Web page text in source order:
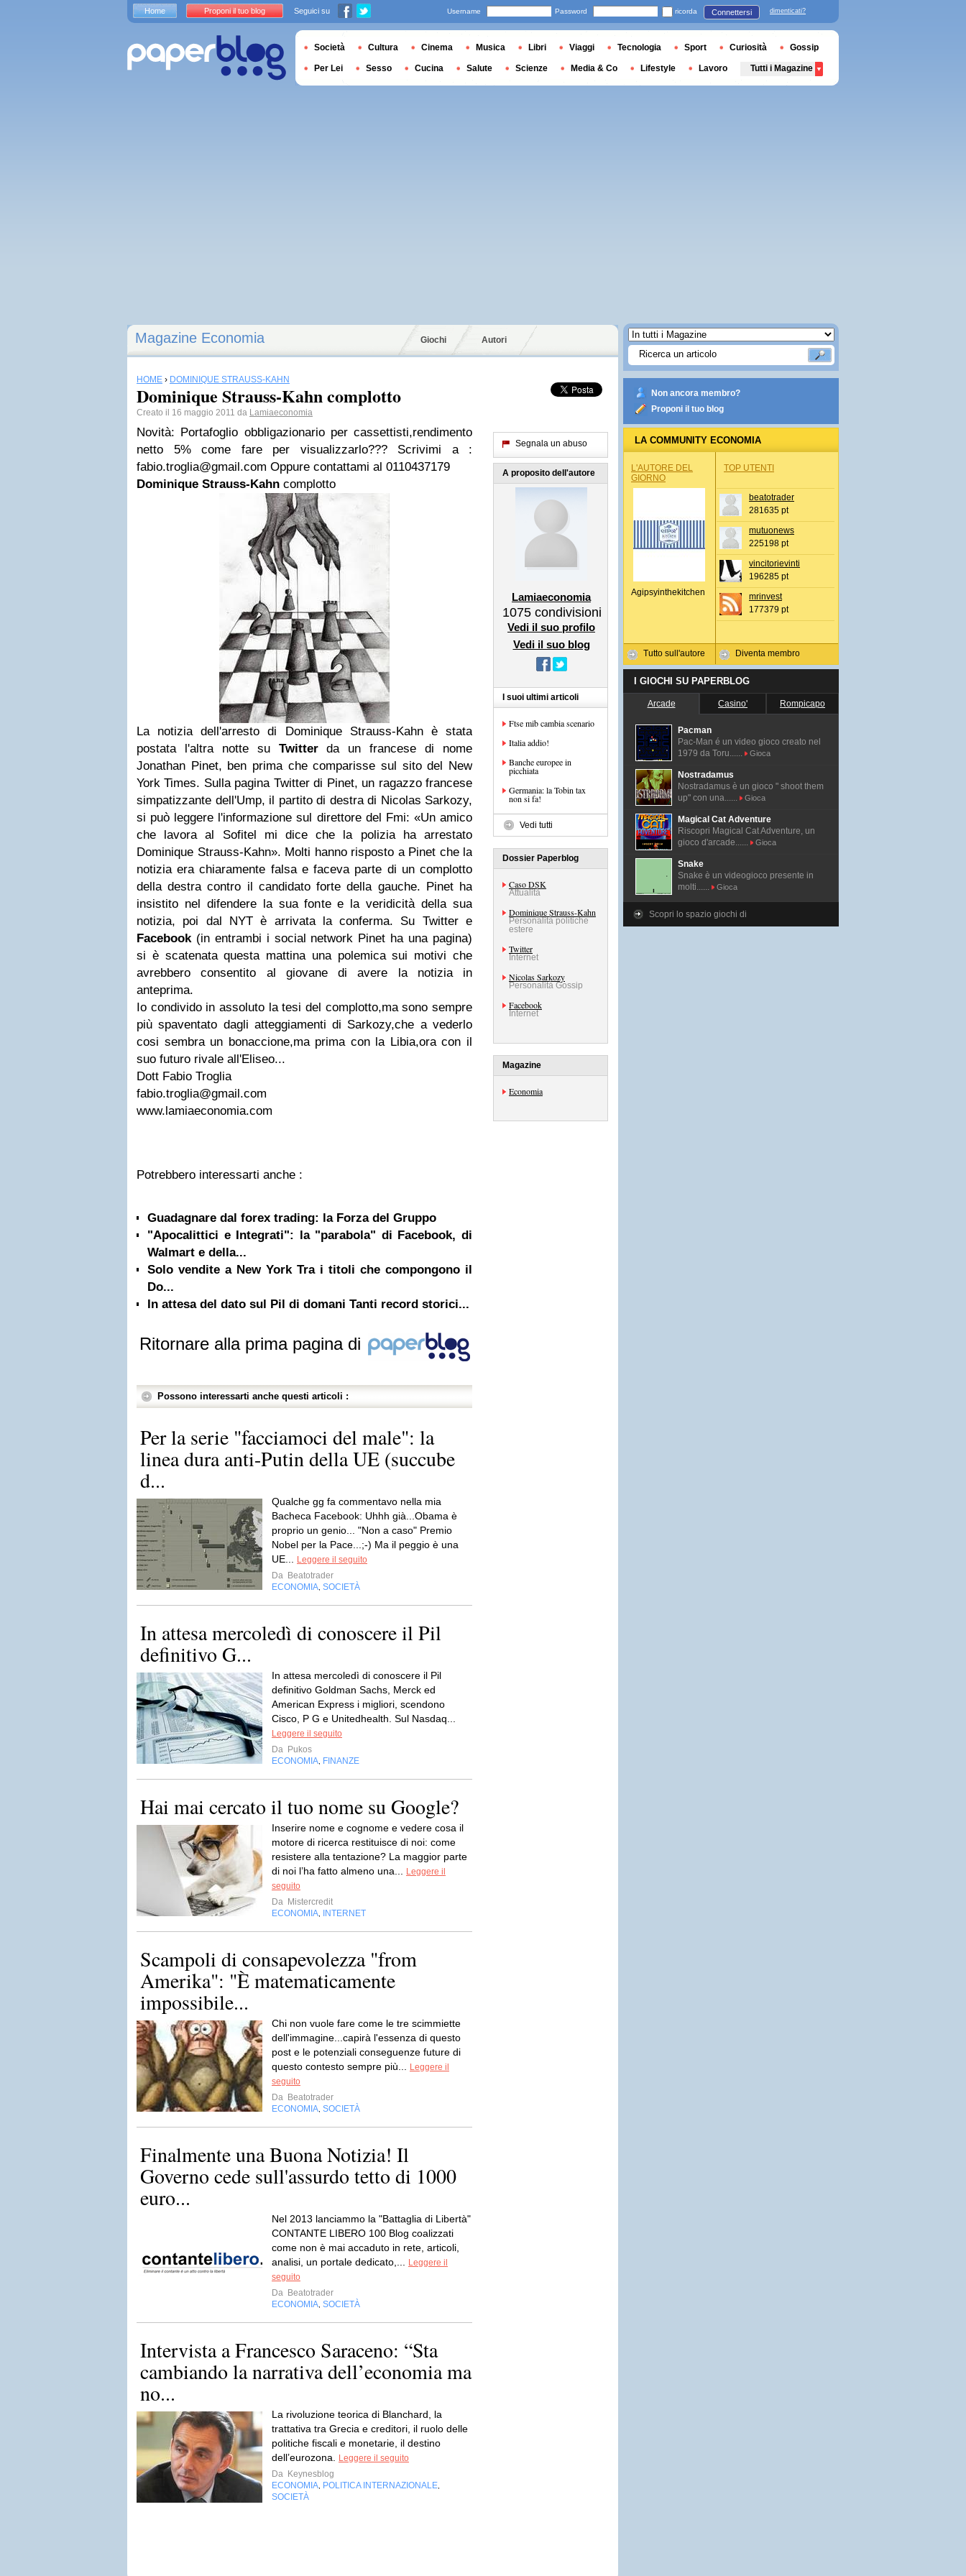
Magazine Economia Giochi Autori
HOME › DOMINIQUE STRAUSS-KAHN
Dominique Strauss-Kahn complotto
Creato il 16 maggio 2011 da Lamiaeconomia
Novità: Portafoglio obbligazionario per cassettisti,rendimento
netto 5% come fare per visualizzarlo??? Scrivimi a :
fabio.troglia@gmail.com Oppure contattami al 0110437179
Dominique Strauss-Kahn complotto
La notizia dell'arresto di Dominique Strauss-Kahn è stata
postata l'altra notte su Twitterda un francese di nome
Jonathan Pinet, ben prima che comparisse sul sito del New
York Times. Sulla pagina Twitter di Pinet, un ragazzo francese
simpatizzante dell'Ump, il partito di destra di Nicolas Sarkozy,
si può leggere l'informazione sul direttore del Fmi: «Un amico
che lavora al Sofitel mi dice che la polizia ha arrestato
Dominique Strauss-Kahn». Molti hanno risposto a Pinet che la
notizia era chiaramente falsa e faceva parte di un complotto
della destra contro il candidato forte della gauche. Pinet ha
insistito nel difendere la sua fonte e la veridicità della sua
notizia, poi dal NYT è arrivata la conferma. Su Twitter e
Facebook(in entrambi i social network Pinet ha una pagina)
si è scatenata questa mattina una polemica sui motivi che
avrebbero consentito al giovane di avere la notizia in
anteprima.
Io condivido in assoluto la tesi del complotto,ma sono sempre
più spaventato dagli atteggiamenti di Sarkozy,che a vederlo
cosi sembra un bonaccione,ma prima con la Libia,ora con il
suo futuro rivale all'Eliseo...
Dott Fabio Troglia
fabio.troglia@gmail.com
www.lamiaeconomia.com
Potrebbero interessarti anche :
Guadagnare dal forex trading: la Forza del Gruppo
"Apocalittici e Integrati": la "parabola" di Facebook, di
Walmart e della...
Solo vendite a New York Tra i titoli che compongono il
Do...
In attesa del dato sul Pil di domani Tanti record storici...
Ritornare alla prima pagina di
Possono interessarti anche questi articoli :
Per la serie "facciamoci del male": la
linea dura anti-Putin della UE (succube
d...
Qualche gg fa commentavo nella mia
Bacheca Facebook: Uhhh già...Obama è
proprio un genio... "Non a caso" Premio
Nobel per la Pace...;-) Ma il peggio è una
UE...
Leggere il seguito
Da Beatotrader
ECONOMIA SOCIETÀ
In attesa mercoledì di conoscere il Pil
definitivo G...
In attesa mercoledì di conoscere il Pil
definitivo Goldman Sachs, Merck ed
American Express i migliori, scendono
Cisco, P G e Unitedhealth. Sul Nasdaq...
Leggere il seguito
Da Pukos
ECONOMIA FINANZE
Hai mai cercato il tuo nome su Google?
Inserire nome e cognome e vedere cosa il
motore di ricerca restituisce di noi: come
resistere alla tentazione? La maggior parte
di noi l’ha fatto almeno una...
Leggere il
seguito
Da Mistercredit
ECONOMIA
INTERNET
Scampoli di consapevolezza "from
Amerika": "È matematicamente
impossibile...
Chi non vuole fare come le tre scimmiette
dell'immagine...capirà l'essenza di questo
post e le potenziali conseguenze future di
questo contesto sempre più...
Leggere il
seguito
Da Beatotrader
ECONOMIA SOCIETÀ
Finalmente una Buona Notizia! Il
Governo cede sull'assurdo tetto di 1000
euro...
Nel 2013 lanciammo la "Battaglia di Libertà"
CONTANTE LIBERO 100 Blog coalizzati
come non è mai accaduto in rete, articoli,
analisi, un portale dedicato,...
Leggere il
seguito
Da Beatotrader
ECONOMIA SOCIETÀ
Intervista a Francesco Saraceno: “Sta
cambiando la narrativa dell’economia ma
no...
La rivoluzione teorica di Blanchard, la
trattativa tra Grecia e creditori, il ruolo delle
politiche fiscali e monetarie, il destino
dell’eurozona.
Leggere il seguito
Da Keynesblog
ECONOMIA POLITICA INTERNAZIONALE
SOCIETÀ
Segnala un abuso
A proposito dell'autore
Lamiaeconomia
1075 condivisioni
Vedi il suo profilo
Vedi il suo blog
I suoi ultimi articoli
Ftse mib cambia scenario
Italia addio!
Banche europee in
picchiata
Germania: la Tobin tax
non si fa!
Vedi tutti
Dossier Paperblog
Caso DSK
Attualità
Dominique Strauss-Kahn
Personalità politiche
estere
Twitter
Internet
Nicolas Sarkozy
Personalità Gossip
Facebook
Internet
Magazine
Economia
Non ancora membro?
Proponi il tuo blog
LA COMMUNITY ECONOMIA
L'AUTORE DEL
GIORNO
Agipsyinthekitchen
Tutto sull'autore
TOP UTENTI
beatotrader
281635 pt
mutuonews
225198 pt
vincitorievinti
196285 pt
mrinvest
177379 pt
Diventa membro
I GIOCHI SU PAPERBLOG
Arcade Casino' Rompicapo
Pacman
Pac-Man é un video gioco creato nel
1979 da Toru......
Gioca
Nostradamus
Nostradamus è un gioco " shoot them
up" con una......
Gioca
Magical Cat Adventure
Riscopri Magical Cat Adventure, un
gioco d'arcade......
Gioca
Snake
Snake è un videogioco presente in
molti......
Gioca
Scopri lo spazio giochi di
Home Proponi il tuo blog Seguici su Username Password ricorda Connettersi dimenticati?
Società Cultura Cinema Musica Libri Viaggi Tecnologia Sport Curiosità Gossip
Per Lei Sesso Cucina Salute Scienze Media & Co Lifestyle Lavoro Tutti i Magazine